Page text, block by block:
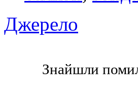
Джерело
Знайшли